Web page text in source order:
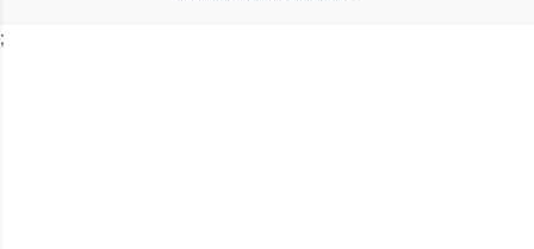
;